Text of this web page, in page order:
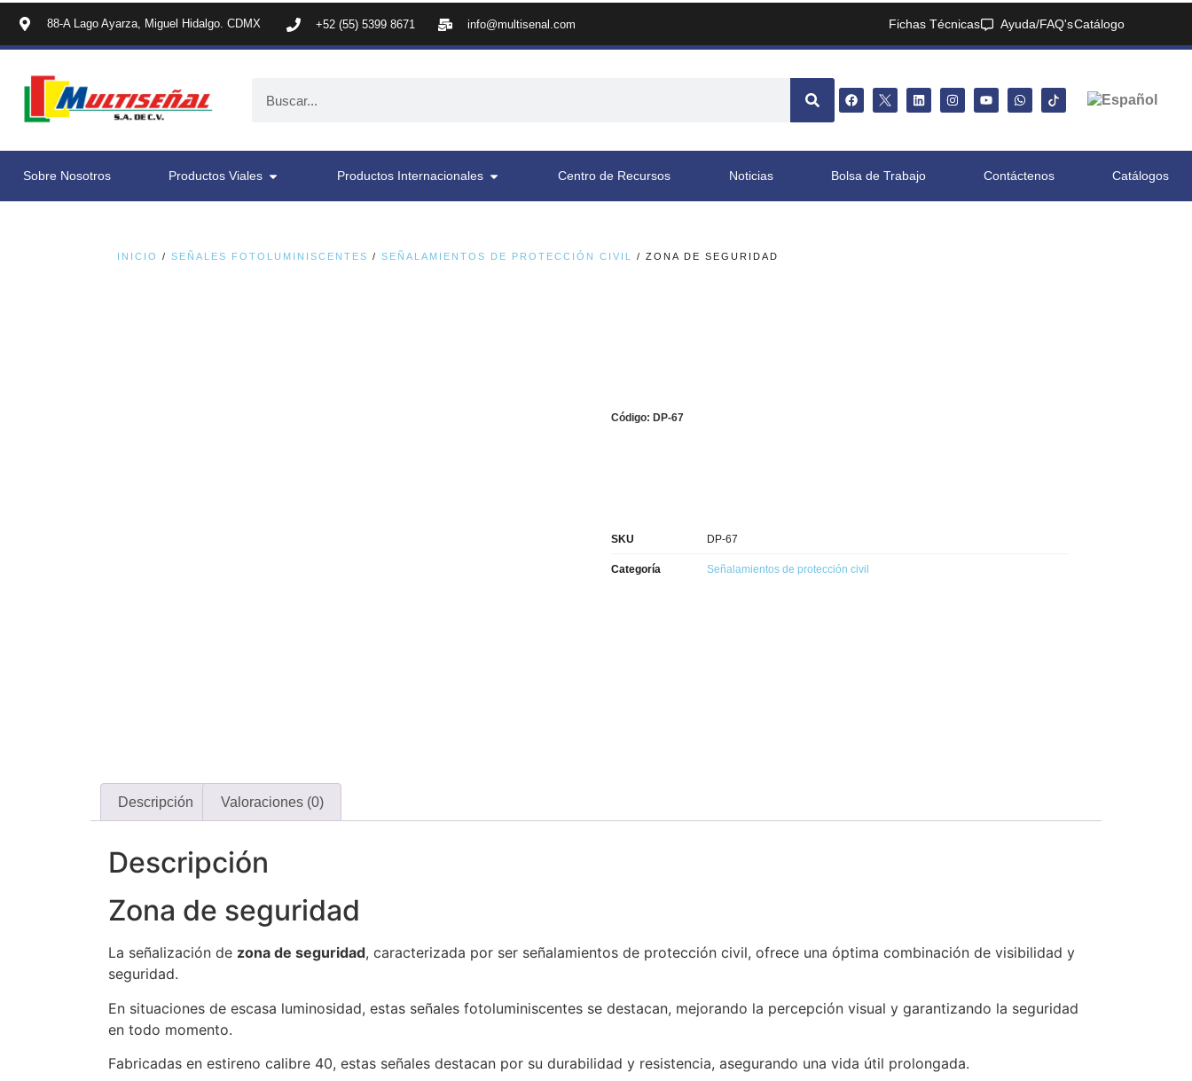
88-A Lago Ayarza, Miguel Hidalgo. CDMX +52 (55) 5399 8671 info@multisenal.com Fichas Técnicas Ayuda/FAQ'sCatálogo
Sobre Nosotros Productos Viales Productos Internacionales Centro de Recursos Noticias Bolsa de Trabajo Contáctenos Catálogos
INICIO / SEÑALES FOTOLUMINISCENTES / SEÑALAMIENTOS DE PROTECCIÓN CIVIL / ZONA DE SEGURIDAD
Código: DP-67
SKU DP-67
Categoría Señalamientos de protección civil
Descripción Valoraciones (0)
Descripción
Zona de seguridad
La señalización de zona de seguridad, caracterizada por ser señalamientos de protección civil, ofrece una óptima combinación de visibilidad y
seguridad.
En situaciones de escasa luminosidad, estas señales fotoluminiscentes se destacan, mejorando la percepción visual y garantizando la seguridad
en todo momento.
Fabricadas en estireno calibre 40, estas señales destacan por su durabilidad y resistencia, asegurando una vida útil prolongada.